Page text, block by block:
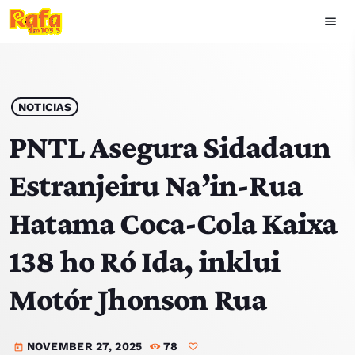
menu
play_arrow OUVIR RAFA
HOME
NOTISIA
EKIPA
TOP 15
PODCAST SIRA
NOTICIAS
PNTL Asegura Sidadaun
Estranjeiru Na’in-Rua
Hatama Coca-Cola Kaixa
138 ho Ró Ida, inklui
Motór Jhonson Rua
today NOVEMBER 27, 2025 78